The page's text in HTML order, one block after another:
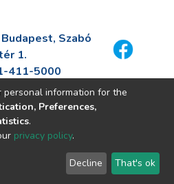
Szabó
1.
411-5000
fszek.hu
information for the
Preferences,
.
privacy policy.
Decline That's ok